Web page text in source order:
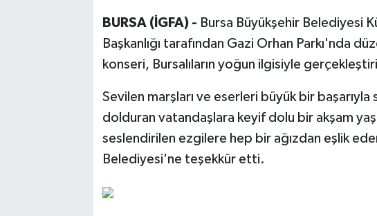
BURSA (İGFA) - Bursa Büyükşehir Belediyesi
Başkanlığı tarafından Gazi Orhan Parkı'nda
konseri, Bursalıların yoğun ilgisiyle
Sevilen marşları ve eserleri büyük bir
dolduran vatandaşlara keyif dolu bir akşam
seslendirilen ezgilere hep bir ağızdan eşlik
Belediyesi'ne teşekkür etti.